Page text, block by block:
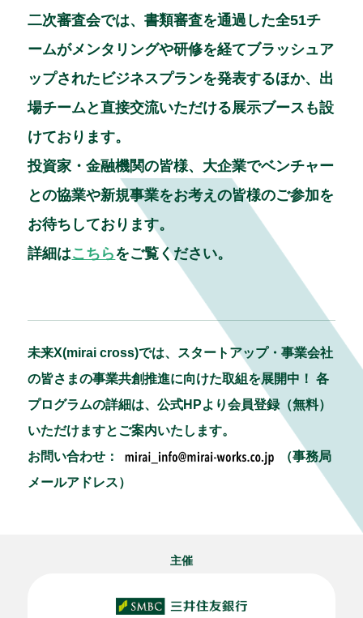
二次審査会では、書類審査を通過した全51チ
ームがメンタリングや研修を経てブラッシュア
ップされたビジネスプランを発表するほか、出
場チームと直接交流いただける展示ブースも設
けております。
投資家・金融機関の皆様、大企業でベンチャー
との協業や新規事業をお考えの皆様のご参加を
お待ちしております。
詳細はこちらをご覧ください。
未来X(mirai cross)では、スタートアップ・事業会社
の皆さまの事業共創推進に向けた取組を展開中！ 各
プログラムの詳細は、公式HPより会員登録（無料）
いただけますとご案内いたします。
お問い合わせ：
（事務局
メールアドレス）
主催